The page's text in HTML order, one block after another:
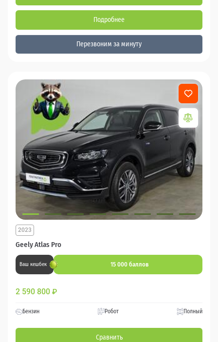
Подробнее
Перезвоним за минуту
Geely Atlas Pro
2023
Ваш кешбек 15 000 баллов
2 590 800 ₽
Бензин Робот Полный
Сравнить